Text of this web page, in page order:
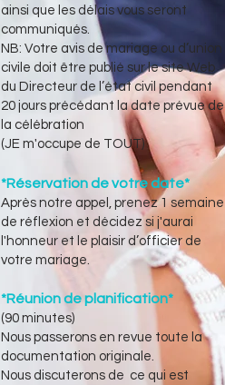
ainsi que les délais vous seront
communiqués.
NB: Votre avis de mariage ou d’union
civile doit être publié sur le site Web
du Directeur de l’état civil pendant
20 jours précédant la date prévue de
la célébration
(JE m'occupe de TOUT)
*Réservation de votre date*
Après notre appel, prenez 1 semaine
de réflexion et décidez si j'aurai
l'honneur et le plaisir d’officier de
votre mariage.
*Réunion de planification*
(90 minutes)
Nous passerons en revue toute la
documentation originale.
Nous discuterons de ce qui est